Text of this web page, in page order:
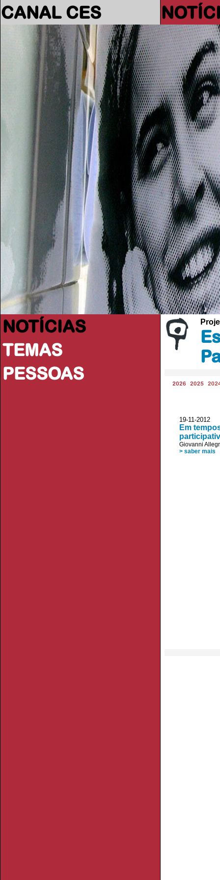
CANAL CES
NOTÍCIAS
TEMAS
PESSOAS
2026 2025
19-11-
Em
Giovanni
> saber mais